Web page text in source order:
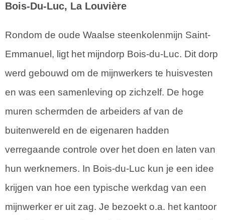
Bois-Du-Luc, La Louvière
Rondom de oude Waalse steenkolenmijn Saint-
Emmanuel, ligt het mijndorp Bois-du-Luc. Dit dorp
werd gebouwd om de mijnwerkers te huisvesten
en was een samenleving op zichzelf. De hoge
muren schermden de arbeiders af van de
buitenwereld en de eigenaren hadden
verregaande controle over het doen en laten van
hun werknemers. In Bois-du-Luc kun je een idee
krijgen van hoe een typische werkdag van een
mijnwerker er uit zag. Je bezoekt o.a. het kantoor